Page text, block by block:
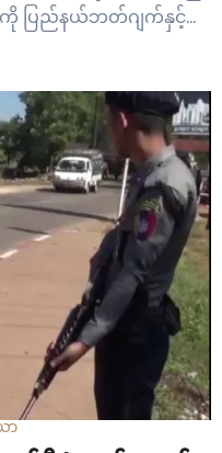
ကို ပြည်နယ်ဘတ်ဂျက်နှင့်
ခြေခံဥပဒေအရ အဆိုပါ
ပ်ပေးရမှာဖြစ်ပြီး
ောက်လုပ်ပေးမည်ဆိုပါက
သေးတာကြောင့် ပြည်နယ်
ကြောင်း ဝန်ကြီးချုပ်
ဆိုသည်။…
ာ